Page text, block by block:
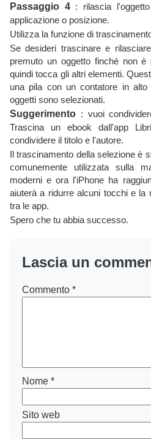
Passaggio 4: rilascia l'oggetto
applicazione o posizione.
Utilizza la funzione di
Se desideri trascinare e
premuto un oggetto finché non è
quindi tocca gli altri elementi.
una pila con un contatore in
oggetti sono selezionati.
Suggerimento : vuoi
Trascina un ebook dall'app
condividere il titolo e l'autore.
Il trascinamento della selezione è
comunemente utilizzata sulla
moderni e ora l'iPhone ha
aiuterà a ridurre alcuni tocchi e la
tra le app.
Spero che tu abbia successo.
Lascia un
Commento *
Nome *
Sito web